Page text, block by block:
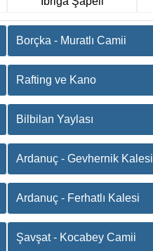
Borçka - Muratlı Camii
Rafting ve Kano
Bilbilan Yaylası
Ardanuç - Gevhernik Kalesi
Ardanuç - Ferhatlı Kalesi
Şavşat - Kocabey Camii